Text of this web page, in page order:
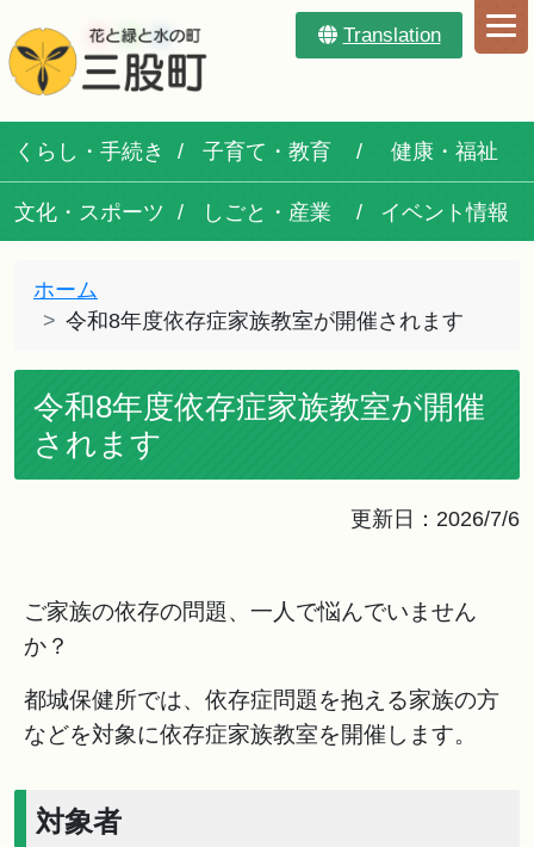
Translation
くらし・手続き 子育て・教育 健康・福祉
文化・スポーツ しごと・産業 イベント情報
ホーム
令和8年度依存症家族教室が開催されます
令和8年度依存症家族教室が開催
されます
更新日：2026/7/6
ご家族の依存の問題、一人で悩んでいません
か？
都城保健所では、依存症問題を抱える家族の方
などを対象に依存症家族教室を開催します。
対象者